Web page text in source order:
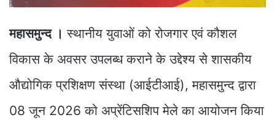
महासमुन्द । स्थानीय युवाओं को रोजगार एवं कौशल
विकास के अवसर उपलब्ध कराने के उद्देश्य से शासकीय
औद्योगिक प्रशिक्षण संस्था (आईटीआई), महासमुन्द द्वारा
08 जून 2026 को अप्रेंटिसशिप मेले का आयोजन किया